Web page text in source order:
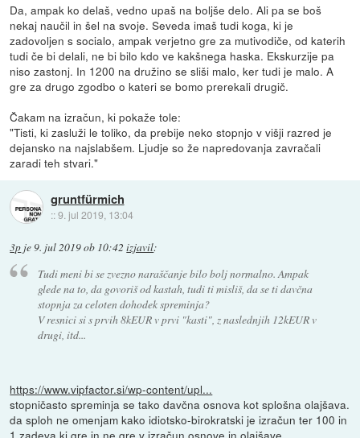
Da, ampak ko delaš, vedno upaš na boljše delo. Ali pa se boš
nekaj naučil in šel na svoje. Seveda imaš tudi koga, ki je
zadovoljen s socialo, ampak verjetno gre za mutivodiče, od katerih
tudi če bi delali, ne bi bilo kdo ve kakšnega haska. Ekskurzije pa
niso zastonj. In 1200 na družino se sliši malo, ker tudi je malo. A
gre za drugo zgodbo o kateri se bomo prerekali drugič.
Čakam na izračun, ki pokaže tole:
"Tisti, ki zasluži le toliko, da prebije neko stopnjo v višji razred je
dejansko na najslabšem. Ljudje so že napredovanja zavračali
zaradi teh stvari."
gruntfürmich
::9. jul 2019, 13:04
3p je9. jul 2019 ob 10:42 izjavil:
Tudi meni bi se zvezno naraščanje bilo bolj normalno. Ampak
glede na to, da govoriš od kastah, tudi ti misliš, da se ti davčna
stopnja za celoten dohodek spreminja?
V resnici si s prvih 8kEUR v prvi "kasti", z naslednjih 12kEUR v
drugi, itd...
https://www.vipfactor.si/wp-content/upl...
stopničasto spreminja se tako davčna osnova kot splošna olajšava.
da sploh ne omenjam kako idiotsko-birokratski je izračun ter 100 in